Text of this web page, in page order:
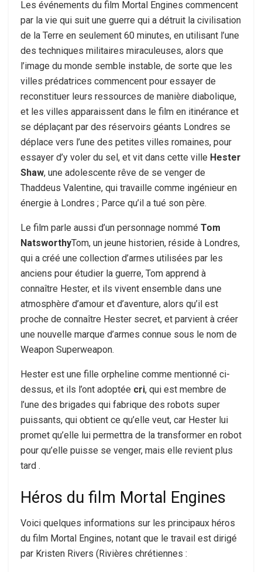
Les événements du film Mortal Engines commencent
par la vie qui suit une guerre qui a détruit la civilisation
de la Terre en seulement 60 minutes, en utilisant l’une
des techniques militaires miraculeuses, alors que
l’image du monde semble instable, de sorte que les
villes prédatrices commencent pour essayer de
reconstituer leurs ressources de manière diabolique,
et les villes apparaissent dans le film en itinérance et
se déplaçant par des réservoirs géants Londres se
déplace vers l’une des petites villes romaines, pour
essayer d’y voler du sel, et vit dans cette ville Hester
Shaw, une adolescente rêve de se venger de
Thaddeus Valentine, qui travaille comme ingénieur en
énergie à Londres ; Parce qu’il a tué son père.
Le film parle aussi d’un personnage nommé Tom
NatsworthyTom, un jeune historien, réside à Londres,
qui a créé une collection d’armes utilisées par les
anciens pour étudier la guerre, Tom apprend à
connaître Hester, et ils vivent ensemble dans une
atmosphère d’amour et d’aventure, alors qu’il est
proche de connaître Hester secret, et parvient à créer
une nouvelle marque d’armes connue sous le nom de
Weapon Superweapon.
Hester est une fille orpheline comme mentionné ci-
dessus, et ils l’ont adoptée cri, qui est membre de
l’une des brigades qui fabrique des robots super
puissants, qui obtient ce qu’elle veut, car Hester lui
promet qu’elle lui permettra de la transformer en robot
pour qu’elle puisse se venger, mais elle revient plus
tard .
Héros du film Mortal Engines
Voici quelques informations sur les principaux héros
du film Mortal Engines, notant que le travail est dirigé
par Kristen Rivers ( Rivières chrétiennes :